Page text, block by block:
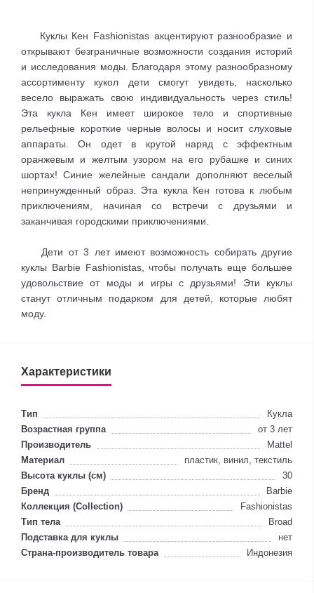
Куклы Кен Fashionistas акцентируют разнообразие и
открывают безграничные возможности создания историй
и исследования моды. Благодаря этому разнообразному
ассортименту кукол дети смогут увидеть, насколько
весело выражать свою индивидуальность через стиль!
Эта кукла Кен имеет широкое тело и спортивные
рельефные короткие черные волосы и носит слуховые
аппараты. Он одет в крутой наряд с эффектным
оранжевым и желтым узором на его рубашке и синих
шортах! Синие желейные сандали дополняют веселый
непринужденный образ. Эта кукла Кен готова к любым
приключениям, начиная со встречи с друзьями и
заканчивая городскими приключениями.
Дети от 3 лет имеют возможность собирать другие
куклы Barbie Fashionistas, чтобы получать еще большее
удовольствие от моды и игры с друзьями! Эти куклы
станут отличным подарком для детей, которые любят
моду.
Характеристики
Тип
Кукла
Возрастная группа
от 3 лет
Производитель
Mattel
Материал
пластик, винил, текстиль
Высота куклы (см)
30
Бренд
Barbie
Коллекция (Collection)
Fashionistas
Тип тела
Broad
Подставка для куклы
нет
Страна-производитель товара
Индонезия